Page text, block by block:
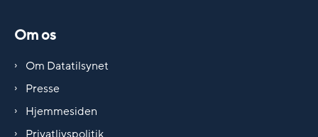
Om os
Om Datatilsynet
Presse
Hjemmesiden